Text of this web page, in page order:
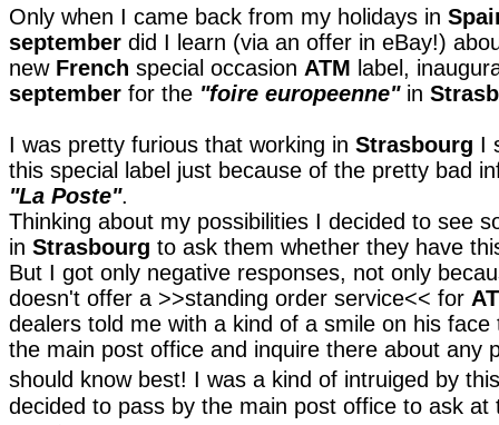
Only when I came back from my holidays in
september did I learn (via an offer in eBay!)
new French special occasion ATM label,
september for the "foire europeenne"in
I was pretty furious that working in Strasbourg I
this special label just because of the pretty bad
"La Poste".
Thinking about my possibilities I decided to see
in Strasbourg to ask them whether they have
But I got only negative responses, not only
doesn't offer a >>standing order service<< for
dealers told me with a kind of a smile on his
the main post office and inquire there about any
should know best! I was a kind of intruiged by
decided to pass by the main post office to ask at